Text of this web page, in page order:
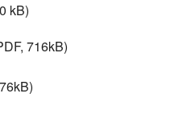
kB)
716kB)